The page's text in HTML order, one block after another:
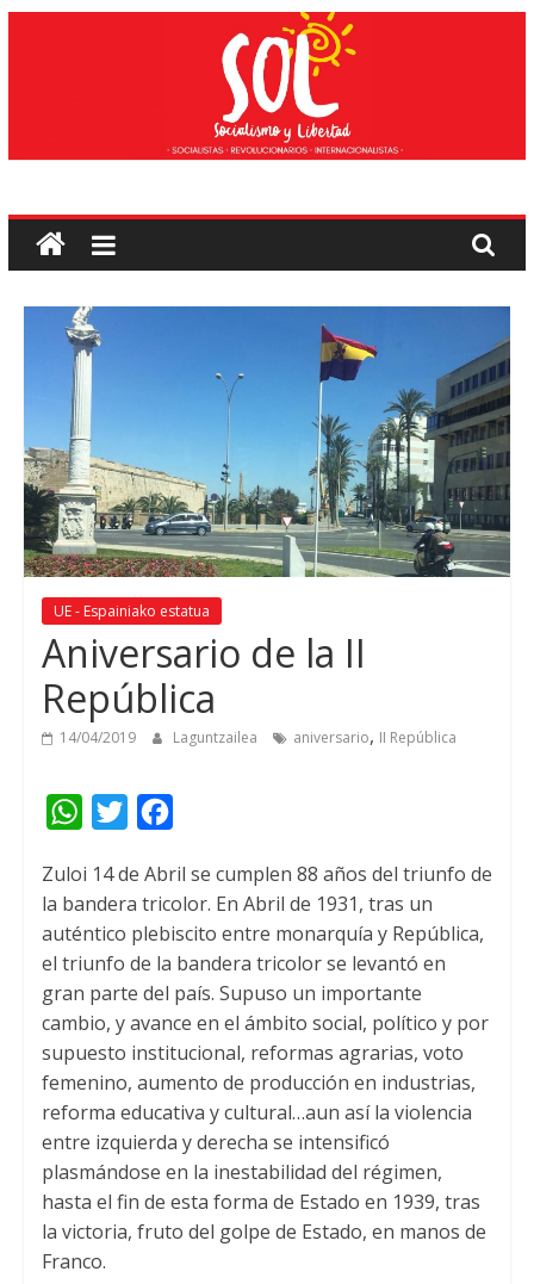
Sozialismoa
eta
Askatasuna
UE - Espainiako estatua
Aniversario de la II
República
14/04/2019 Laguntzailea aniversario, II República
W
a
t
s
A
p
p
i
t
t
e
r
c
e
b
o
o
k
Zuloi 14de Abril se cumplen 88 años del triunfo de
la bandera tricolor. En Abril de 1931, tras un
auténtico plebiscito entre monarquía y República,
el triunfo de la bandera tricolor se levantó en
gran parte del país. Supuso un importante
cambio, y avance en el ámbito social, político y por
supuesto institucional, reformas agrarias, voto
femenino, aumento de producción en industrias,
reforma educativa y cultural…aun así la violencia
entre izquierda y derecha se intensificó
plasmándose en la inestabilidad del régimen,
hasta el fin de esta forma de Estado en 1939, tras
la victoria, fruto del golpe de Estado, en manos de
Franco.